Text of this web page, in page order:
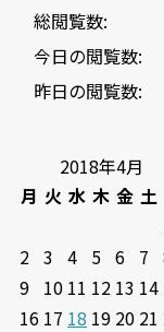
総閲覧数:
今日の閲覧数:
昨日の閲覧数:
2018年4月
月 火 水 木 金 土
2 3 4 5 6 7
9 10 11 12 13 14
16 17 18 19 20 21